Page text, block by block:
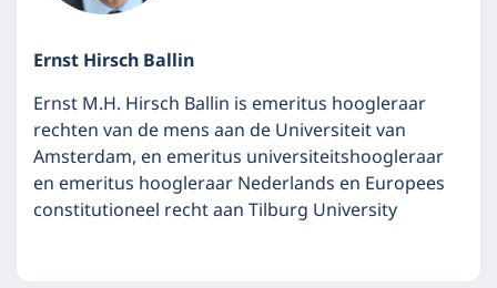
Ernst Hirsch Ballin
Ernst M.H. Hirsch Ballin is emeritus hoogleraar
rechten van de mens aan de Universiteit van
Amsterdam, en emeritus universiteitshoogleraar
en emeritus hoogleraar Nederlands en Europees
constitutioneel recht aan Tilburg University